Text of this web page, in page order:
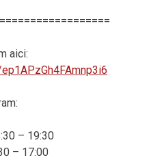
aici:
– 19:30
– 17:00